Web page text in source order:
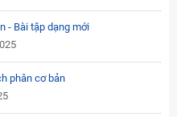
- Bài tập dạng mới
phân cơ bản